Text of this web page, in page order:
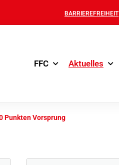
BARRIEREFREIHEIT
FFC Aktuelles
Punkten Vorsprung